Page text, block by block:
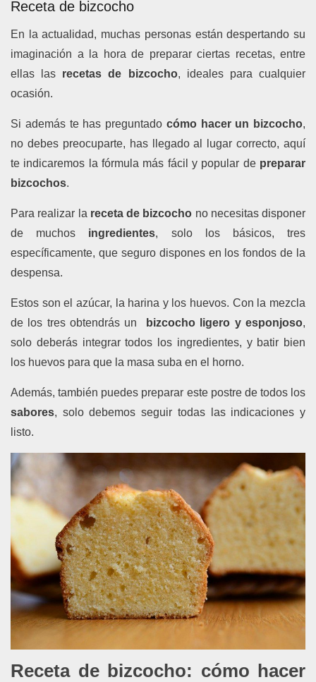
Receta de bizcocho
En la actualidad, muchas personas están despertando su
imaginación a la hora de preparar ciertas recetas, entre
ellas las recetas de bizcocho, ideales para cualquier
ocasión.
Si además te has preguntado cómo hacer un bizcocho,
no debes preocuparte, has llegado al lugar correcto, aquí
te indicaremos la fórmula más fácil y popular de preparar
bizcochos.
Para realizar la receta de bizcocho no necesitas disponer
de muchos ingredientes, solo los básicos, tres
específicamente, que seguro dispones en los fondos de la
despensa.
Estos son el azúcar, la harina y los huevos. Con la mezcla
de los tres obtendrás un
bizcocho ligero y esponjoso,
solo deberás integrar todos los ingredientes, y batir bien
los huevos para que la masa suba en el horno.
Además, también puedes preparar este postre de todos los
sabores, solo debemos seguir todas las indicaciones y
listo.
Receta de bizcocho: cómo hacer